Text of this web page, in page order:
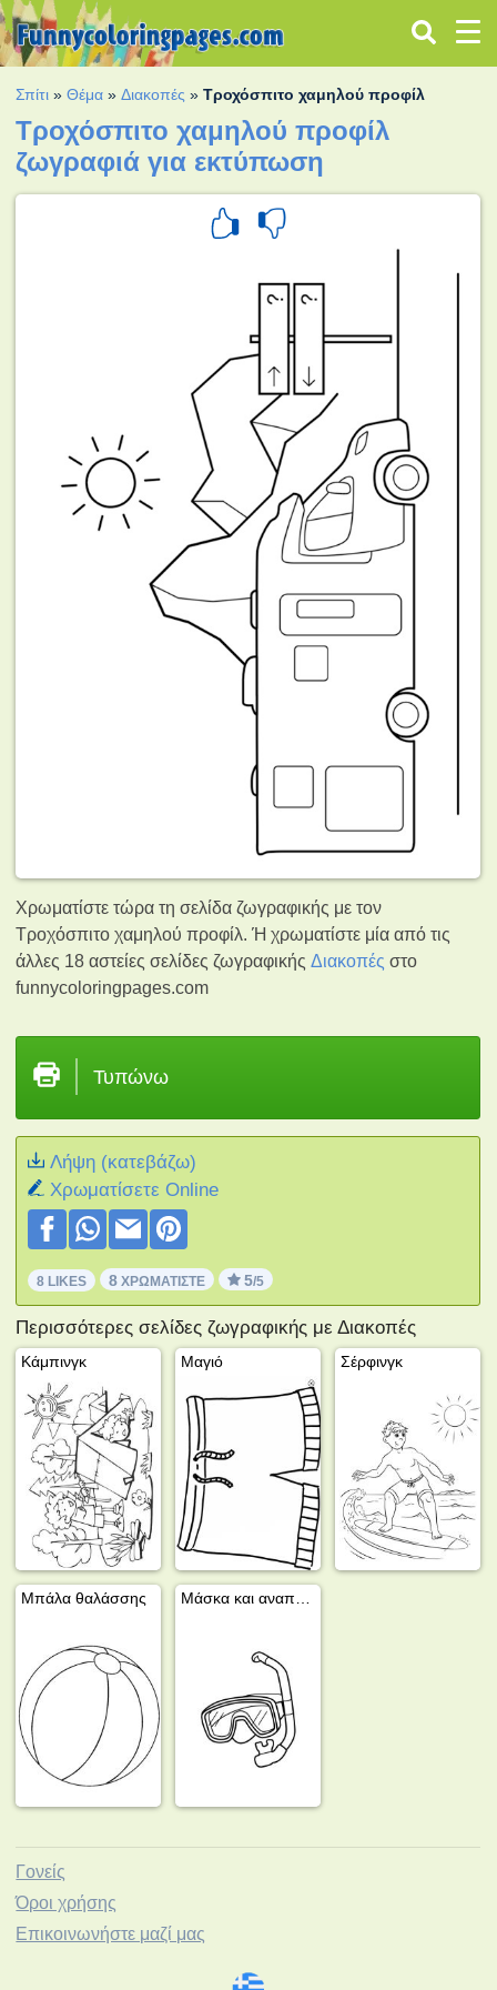
Σπίτι »Θέμα »Διακοπές »Τροχόσπιτο χαμηλού προφίλ
Τροχόσπιτο χαμηλού προφίλ
ζωγραφιά για εκτύπωση
Χρωματίστε τώρα τη σελίδα ζωγραφικής με τον
Τροχόσπιτο χαμηλού προφίλ. Ή χρωματίστε μία από τις
άλλες 18 αστείες σελίδες ζωγραφικήςΔιακοπές στο
funnycoloringpages.com
Τυπώνω
Λήψη (κατεβάζω)
Xρωματίσετε Online
8 LIKES 8 ΧΡΩΜΑΤΊΣΤΕ 5/5
Περισσότερες σελίδες ζωγραφικής με Διακοπές
Κάμπινγκ Μαγιό Σέρφινγκ
Μπάλα θαλάσσης
Γονείς
Όροι χρήσης
Επικοινωνήστε μαζί μας